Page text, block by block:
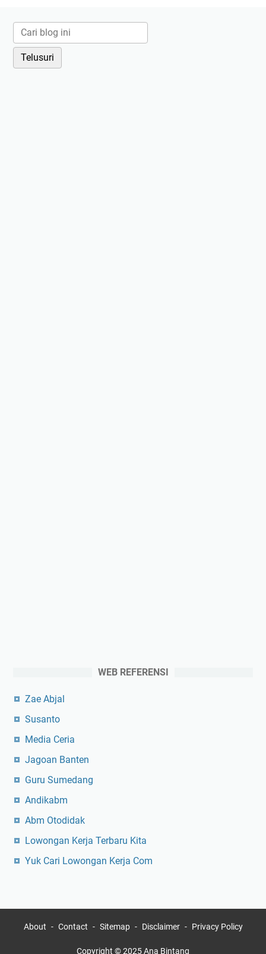
WEB REFERENSI
Zae Abjal
Susanto
Media Ceria
Jagoan Banten
Guru Sumedang
Andikabm
Abm Otodidak
Lowongan Kerja Terbaru Kita
Yuk Cari Lowongan Kerja Com
About Contact Sitemap Disclaimer Privacy Policy
Copyright © 2025Ana Bintang